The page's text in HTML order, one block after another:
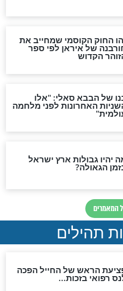
תהיה אפיקורסות
מאוד של
בוא המשיח יהיה
בתשובה?
וביטול